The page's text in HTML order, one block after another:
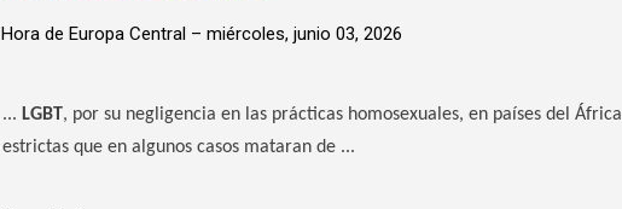
Hora de Europa Central – miércoles, junio 03, 2026
... LGBT, por su negligencia en las prácticas homosexuales, en países del
estrictas que en algunos casos mataran de ...